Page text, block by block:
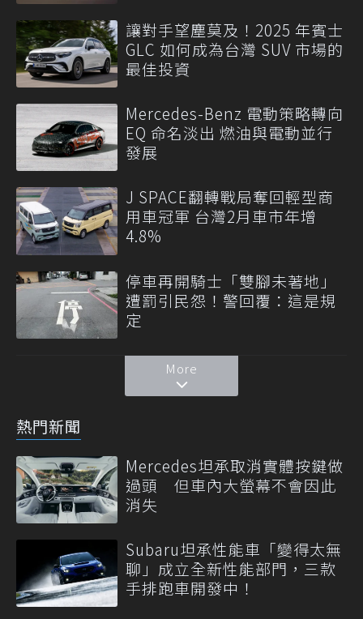
讓對手望塵莫及！2025 年賓士
GLC 如何成為台灣 SUV 市場的
最佳投資
Mercedes-Benz 電動策略轉向
EQ 命名淡出 燃油與電動並行
發展
J SPACE翻轉戰局奪回輕型商
用車冠軍 台灣2月車市年增
4.8%
停車再開騎士「雙腳未著地」
遭罰引民怨！警回覆：這是規
定
More
熱門新聞
Mercedes坦承取消實體按鍵做
過頭 但車內大螢幕不會因此
消失
Subaru坦承性能車「變得太無
聊」成立全新性能部門，三款
手排跑車開發中！